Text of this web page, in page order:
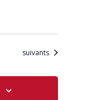
Évènements
suivants